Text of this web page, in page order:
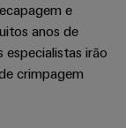
e
anos de
especialistas irão
crimpagem